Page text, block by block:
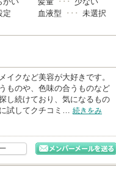
定 血液型 ･･･ 未選択
イクなど美容が大好きです。
ものや、色味の合うものなど
し続けており、気になるもの
試してクチコミ… 続きをみ